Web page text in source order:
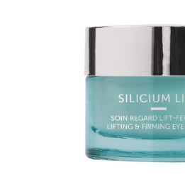
Haar verlengen
Supplementen